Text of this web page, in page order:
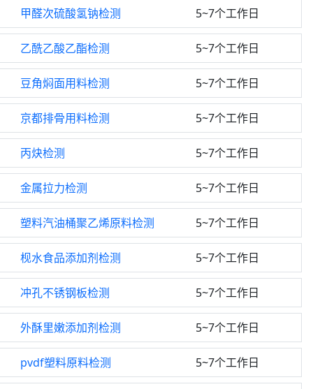
甲醛次硫酸氢钠检测 5~7个工作日
乙酰乙酸乙酯检测 5~7个工作日
豆角焖面用料检测 5~7个工作日
京都排骨用料检测 5~7个工作日
丙炔检测 5~7个工作日
金属拉力检测 5~7个工作日
塑料汽油桶聚乙烯原料检测 5~7个工作日
枧水食品添加剂检测 5~7个工作日
冲孔不锈钢板检测 5~7个工作日
外酥里嫩添加剂检测 5~7个工作日
pvdf塑料原料检测 5~7个工作日